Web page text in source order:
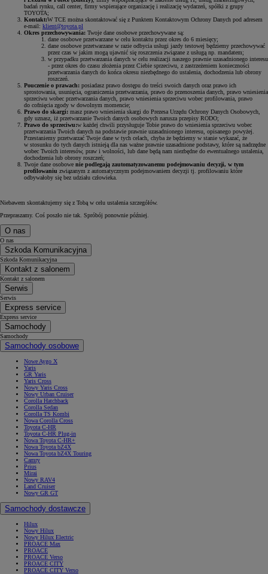
badań rynku, call center, firmy wspierające organizację i realizację wydarzeń, spółki z grupy
TOYOTA;
Kontakt:W TCE można skontaktować się z Punktem Kontaktowym Ochrony Danych pod adresem
e-mail: klient@toyota.pl
Okres przechowywania: Twoje dane osobowe przechowywane są:
dane osobowe przetwarzane w celu kontaktu przez okres do 6 miesięcy;
dane osobowe przetwarzane w razie odbycia usługi jazdy testowej będziemy przechowywać
przez czas w jakim mogą ujawnić się roszczenia związane z usługą np. mandatem;
w przypadku przetwarzania danych w celu realizacji naszego prawnie uzasadnionego interesu
- przez okres do czasu złożenia przez Ciebie sprzeciwu, z zastrzeżeniem konieczności
przetwarzania danych do końca okresu niezbędnego do ustalenia, dochodzenia lub obrony
roszczeń.
Pouczenie o prawach: posiadasz prawo dostępu do treści swoich danych oraz prawo ich
sprostowania, usunięcia, ograniczenia przetwarzania, prawo do przenoszenia danych, prawo wniesienia
sprzeciwu wobec przetwarzania danych, prawo wniesienia sprzeciwu wobec profilowania, prawo
do cofnięcia zgody w dowolnym momencie;
Prawo do skargi: masz prawo wniesienia skargi do Prezesa Urzędu Ochrony Danych Osobowych,
gdy uznasz, iż przetwarzanie Twoich danych osobowych narusza przepisy RODO;
Prawo do sprzeciwu:w każdej chwili przysługuje Tobie prawo do wniesienia sprzeciwu wobec
przetwarzania Twoich danych na podstawie prawnie uzasadnionego interesu, opisanego powyżej.
Przestaniemy przetwarzać Twoje dane w tych celach, chyba że będziemy w stanie wykazać, że
w stosunku do tych danych istnieją dla nas ważne prawnie uzasadnione podstawy, które są nadrzędne
wobec Twoich interesów, praw i wolności, lub dane będą nam niezbędne do ewentualnego ustalenia,
dochodzenia lub obrony roszczeń;
Twoje dane osobowe nie podlegają zautomatyzowanemu podejmowaniu decyzji, w tym
profilowaniu związanym z automatycznym podejmowaniem decyzji tj. profilowaniu które
odbywałoby się bez udziału człowieka.
Niebawem skontaktujemy się z Tobą w celu ustalenia szczegółów.
Przepraszamy. Coś poszło nie tak. Spróbój ponownie później.
O nas
O nas
Szkoda Komunikacyjna
Szkoda Komunikacyjna
Kontakt z salonem
Kontakt z salonem
Serwis
Serwis
Express service
Express service
Samochody
Samochody
Samochody osobowe
Nowe Aygo X
Yaris
GR Yaris
Yaris Cross
Nowy Yaris Cross
Nowy Urban Cruiser
Corolla Hatchback
Corolla Sedan
Corolla TS Kombi
Nowa Corolla Cross
Toyota C-HR
Toyota C-HR Plug-in
Nowa Toyota C-HR+
Nowa Toyota bZ4X
Nowa Toyota bZ4X Touring
Camry
Prius
Mirai
Nowy RAV4
Land Cruiser
Nowy GR GT
Samochody dostawcze
Hilux
Nowy Hilux
Nowy Hilux Electric
PROACE Max
PROACE
PROACE Verso
PROACE CITY
PROACE CITY Verso